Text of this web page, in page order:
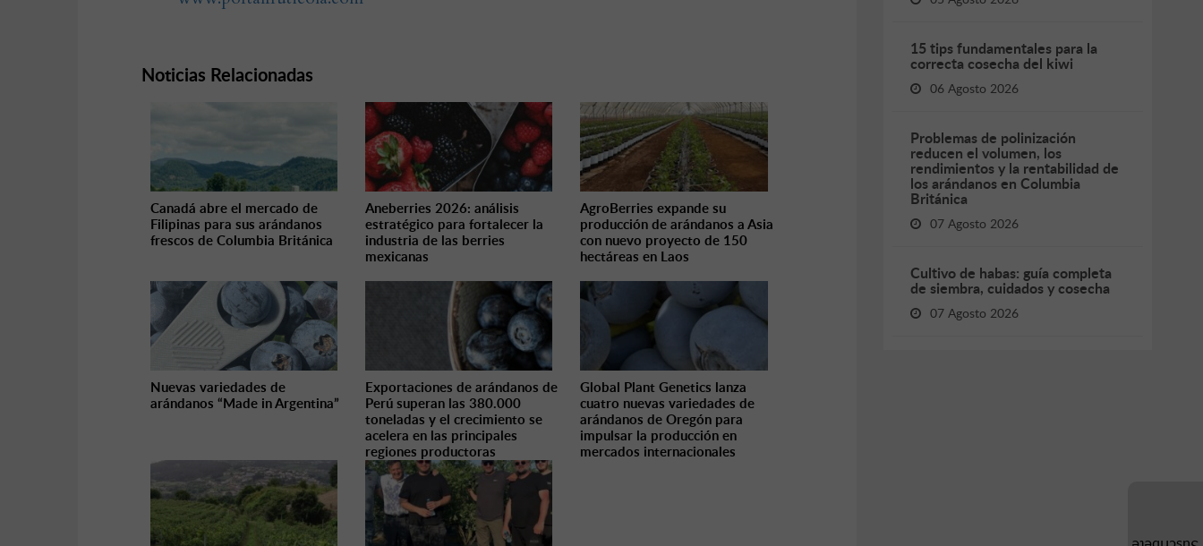
Noticias Relacionadas
Canadá abre el mercado de
Filipinas para sus arándanos
frescos de Columbia Británica
Aneberries 2026: análisis
estratégico para fortalecer la
industria de las berries
mexicanas
AgroBerries expande su
producción de arándanos a Asia
con nuevo proyecto de 150
hectáreas en Laos
Nuevas variedades de
arándanos “Made in Argentina”
Exportaciones de arándanos de
Perú superan las 380.000
toneladas y el crecimiento se
acelera en las principales
regiones productoras
Global Plant Genetics lanza
cuatro nuevas variedades de
arándanos de Oregón para
impulsar la producción en
mercados internacionales
15 tips fundamentales para la
correcta cosecha del kiwi
06 Agosto 2026
Problemas de polinización
reducen el volumen, los
rendimientos y la rentabilidad de
los arándanos en Columbia
Británica
07 Agosto 2026
Cultivo de habas: guía completa
de siembra, cuidados y cosecha
07 Agosto 2026